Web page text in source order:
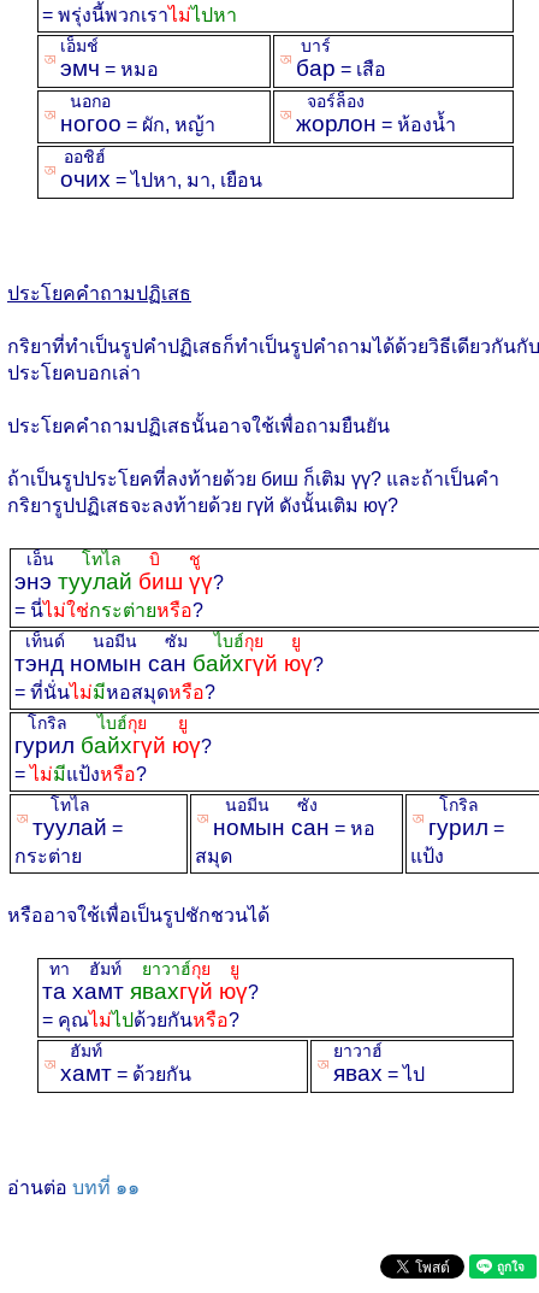
= พรุ่งนี้พวกเราไม่ไปหา
ꡐ эмч
เอ็มช์
= หมอ ꡐ бар
บาร์
= เสือ
ꡐ ногоо
นอกอ
= ผัก, หญ้า ꡐ жорлон
จอร์ล็อง
= ห้องน้ำ
ꡐ очих
ออชิฮ์
= ไปหา, มา, เยือน
ประโยคคำถามปฏิเสธ
กริยาที่ทำเป็นรูปคำปฏิเสธก็ทำเป็นรูปคำถามได้ด้วยวิธีเดียวกันกับ
ประโยคบอกเล่า
ประโยคคำถามปฏิเสธนั้นอาจใช้เพื่อถามยืนยัน
ถ้าเป็นรูปประโยคที่ลงท้ายด้วย биш ก็เติม үү? และถ้าเป็นคำ
กริยารูปปฏิเสธจะลงท้ายด้วย гүй ดังนั้นเติม юү?
энэ туулай биш үү
เอ็น โทไล บิ ชู
?
= นี่ไม่ใช่กระต่ายหรือ?
тэнд номын сан байхгүй юү
เท็นด์ นอมีน ซัมไบฮ์กุย ยู
?
= ที่นั่นไม่มีหอสมุดหรือ?
гурил байхгүй юү
โกริลไบฮ์กุย ยู
?
=ไม่มีแป้งหรือ?
ꡐ туулай
โทไล
=
กระต่าย
ꡐ номын сан
นอมีน ซัง
= หอ
สมุด
ꡐ гурил
โกริล
=
แป้ง
หรืออาจใช้เพื่อเป็นรูปชักชวนได้
та хамт явахгүй юү
ทา ฮัมท์ ยาวาฮ์กุย ยู
?
= คุณไม่ไปด้วยกันหรือ?
ꡐ хамт
ฮัมท์
= ด้วยกัน ꡐ явах
ยาวาฮ์
= ไป
อ่านต่อ บทที่ ๑๑